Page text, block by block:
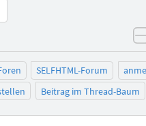
SELFHTML-Forum
Beitrag im Thread-Baum